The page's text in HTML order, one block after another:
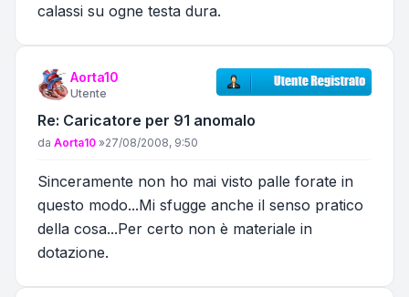
calassi su ogne testa dura.
Aorta10
Utente
Re: Caricatore per 91 anomalo
Messaggio
da Aorta10 »27/08/2008, 9:50
Sinceramente non ho mai visto palle forate in
questo modo...Mi sfugge anche il senso pratico
della cosa...Per certo non è materiale in
dotazione.